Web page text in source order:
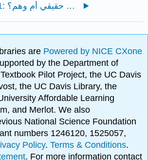
11.1: هل ما نناقشه حقيقي أم وهم؟
are Powered by NICE CXone
by the Department of
Pilot Project, the UC Davis
the UC Davis Library, the
Affordable Learning
and Merlot. We also
National Science Foundation
numbers 1246120, 1525057,
Policy.Terms & Conditions.
. For more information contact